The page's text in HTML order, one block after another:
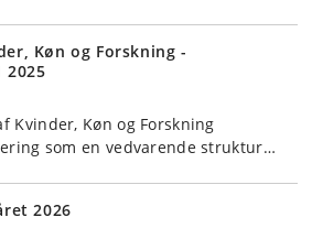
Køn og Forskning -
2025
Kvinder, Køn og Forskning
som en vedvarende struktur…
2026